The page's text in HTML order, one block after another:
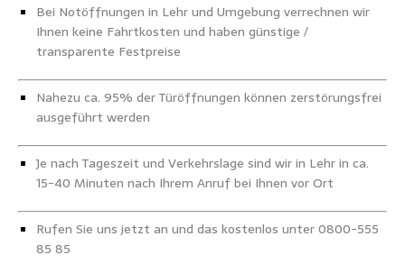
Bei Notöffnungen in Lehr und Umgebung verrechnen wir
Ihnen keine Fahrtkosten und haben günstige /
transparente Festpreise
Nahezu ca. 95% der Türöffnungen können zerstörungsfrei
ausgeführt werden
Je nach Tageszeit und Verkehrslage sind wir in Lehr in ca.
15-40 Minuten nach Ihrem Anruf bei Ihnen vor Ort
Rufen Sie uns jetzt an und das kostenlos unter 0800-555
85 85